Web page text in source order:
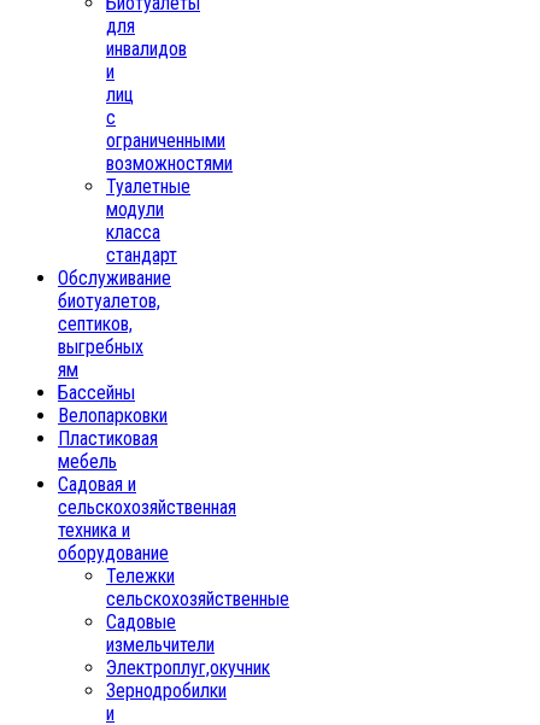
для
инвалидов
и
лиц
с
ограниченными
возможностями
Туалетные
модули
класса
стандарт
Обслуживание
биотуалетов,
септиков,
выгребных
ям
Бассейны
Велопарковки
Пластиковая
мебель
Садовая и
сельскохозяйственная
техника и
оборудование
Тележки
сельскохозяйственные
Садовые
измельчители
Электроплуг,окучник
Зернодробилки
и